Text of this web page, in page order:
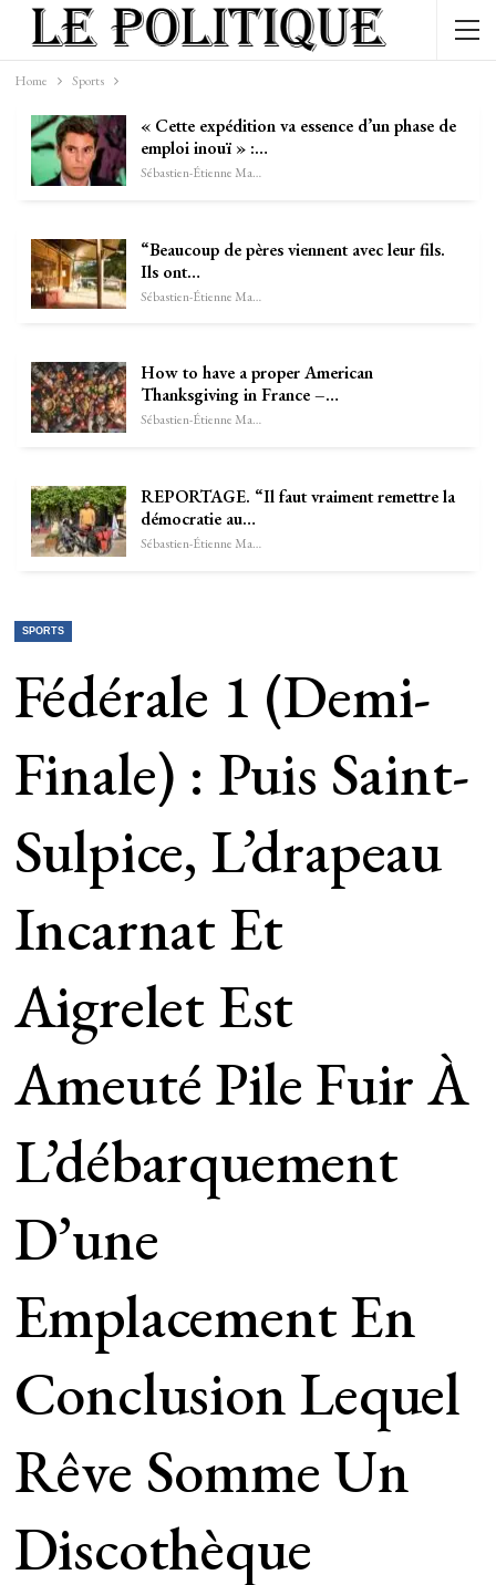
Home Sports
« Cette expédition va essence d’un phase de
emploi inouï » :…
Sébastien-Étienne Marechal
“Beaucoup de pères viennent avec leur fils.
Ils ont…
Sébastien-Étienne Marechal
How to have a proper American
Thanksgiving in France –…
Sébastien-Étienne Marechal
REPORTAGE. “Il faut vraiment remettre la
démocratie au…
Sébastien-Étienne Marechal
SPORTS
Fédérale 1 (demi-
Finale) : Puis Saint-
Sulpice, L’drapeau
Incarnat Et
Aigrelet Est
Ameuté Pile Fuir À
L’débarquement
D’une
Emplacement En
Conclusion Lequel
Rêve Somme Un
Discothèque